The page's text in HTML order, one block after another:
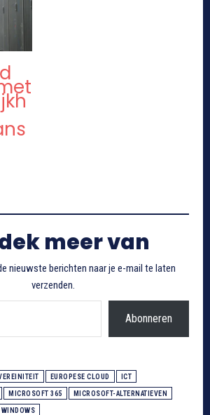
meer van
nieuwste berichten naar je e-mail te laten
verzenden.
Abonneren
EUROPESE CLOUD ICT
MICROSOFT 365 MICROSOFT-ALTERNATIEVEN
WINDOWS